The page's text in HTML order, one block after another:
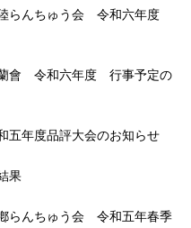
らんちゅう会 令和六年度
會 令和六年度 行事予定の
年度品評大会のお知らせ
果
らんちゅう会 令和五年春季